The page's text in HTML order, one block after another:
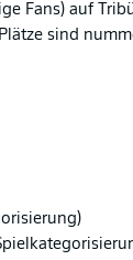
Fans) auf
sind